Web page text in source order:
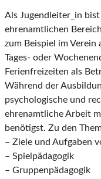
Als Jugendleiter_in
ehrenamtlichen
zum Beispiel im
Tages- oder
Ferienfreizeiten als
Während der
psychologische und
ehrenamtliche Arbeit
benötigst. Zu den
– Ziele und Aufgaben
– Spielpädagogik
– Gruppenpädagogik